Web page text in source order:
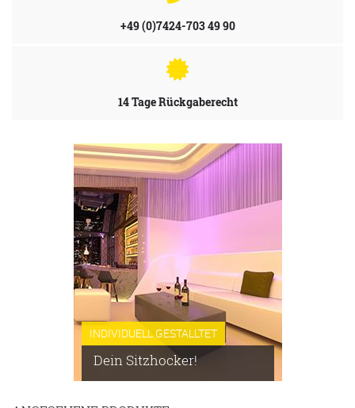
+49 (0)7424-703 49 90
14 Tage Rückgaberecht
INDIVIDUELL GESTALLTET
Dein Sitzhocker!